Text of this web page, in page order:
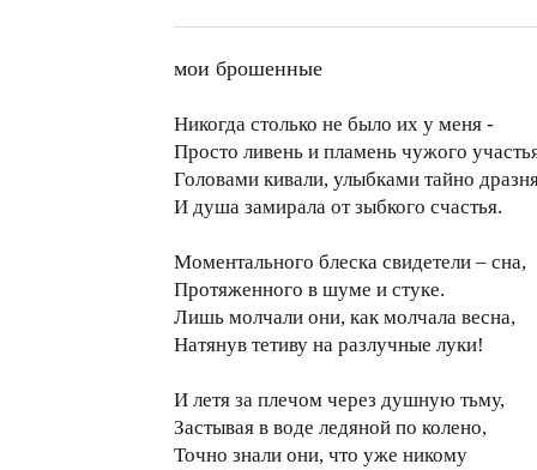
мои брошенные
Никогда столько не было их у меня -
Просто ливень и пламень чужого
Головами кивали, улыбками тайно
И душа замирала от зыбкого счастья.
Моментального блеска свидетели – сна,
Протяженного в шуме и стуке.
Лишь молчали они, как молчала весна,
Натянув тетиву на разлучные луки!
И летя за плечом через душную тьму,
Застывая в воде ледяной по колено,
Точно знали они, что уже никому